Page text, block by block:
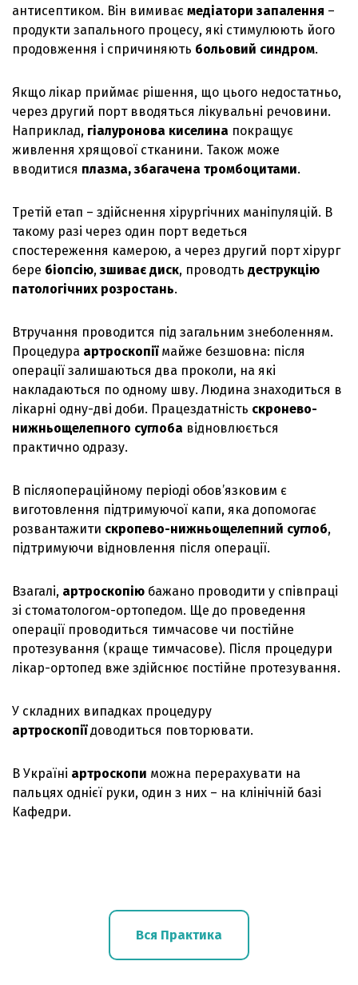
антисептиком. Він вимиває медіатори запалення –
продукти запального процесу, які стимулюють його
продовження і спричиняють больовий синдром.
Якщо лікар приймає рішення, що цього недостатньо,
через другий порт вводяться лікувальні речовини.
Наприклад, гіалуронова киселина покращує
живлення хрящової стканини. Також може
вводитися плазма, збагачена тромбоцитами.
Третій етап – здійснення хірургічних маніпуляцій. В
такому разі через один порт ведеться
спостереження камерою, а через другий порт хірург
бере біопсію,зшиває диск, проводть деструкцію
патологічних розростань.
Втручання проводится під загальним знеболенням.
Процедура артроскопіїмайже безшовна: після
операції залишаються два проколи, на які
накладаються по одному шву. Людина знаходиться в
лікарні одну-дві доби. Працездатність скронево-
нижньощелепного суглоба відновлюється
практично одразу.
В післяопераційному періоді обов’язковим є
виготовлення підтримуючої капи, яка допомогає
розвантажити скропево-нижньощелепний суглоб,
підтримуючи відновлення після операції.
Взагалі, артроскопію бажано проводити у співпраці
зі стоматологом-ортопедом. Ще до проведення
операції проводиться тимчасове чи постійне
протезування (краще тимчасове). Після процедури
лікар-ортопед вже здійснює постійне протезування.
У складних випадках процедуру
артроскопіїдоводиться повторювати.
В Україні артроскопи можна перерахувати на
пальцях однієї руки, один з них – на клінічній базі
Кафедри.
Вся Практика